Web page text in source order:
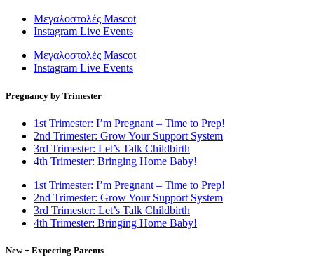
Μεγαλοστολές Mascot
Instagram Live Events
Μεγαλοστολές Mascot
Instagram Live Events
Pregnancy by Trimester
1st Trimester: I’m Pregnant – Time to Prep!
2nd Trimester: Grow Your Support System
3rd Trimester: Let’s Talk Childbirth
4th Trimester: Bringing Home Baby!
1st Trimester: I’m Pregnant – Time to Prep!
2nd Trimester: Grow Your Support System
3rd Trimester: Let’s Talk Childbirth
4th Trimester: Bringing Home Baby!
New + Expecting Parents